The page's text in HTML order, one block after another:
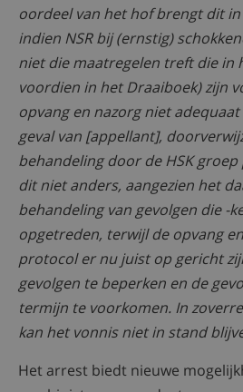
oordeel van het hof brengt dit
indien NSR bij (ernstig)
niet die maatregelen treft die in
voordien in het Draaiboek) zijn
opvang en nazorg niet
geval van [appellant],
behandeling door de HSK
dit niet anders, aangezien het
behandeling van gevolgen die -
opgetreden, terwijl de opvang
protocol er nu juist op gericht
gevolgen te beperken en de
termijn te voorkomen. In
kan het vonnis niet in stand
Het arrest biedt nieuwe